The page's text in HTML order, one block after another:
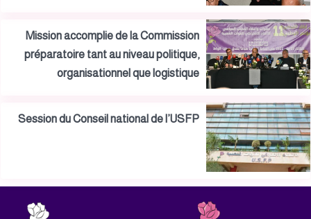
Mission accomplie de la Commission
préparatoire tant au niveau politique,
organisationnel que logistique
Session du Conseil national de l’USFP